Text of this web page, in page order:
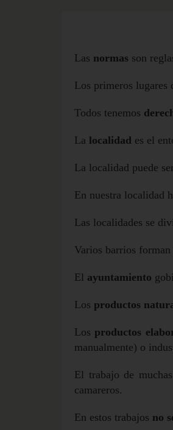
Las normas son
Los primeros lugares
Todos tenemos
La localidad es el
La localidad puede
En nuestra localidad
Las localidades se
Varios barrios forman
El ayuntamiento
Los productos
Los productos
manualmente) o
El trabajo de
camareros.
En estos trabajos no